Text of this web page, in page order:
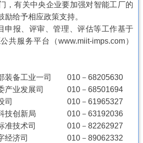
，有关中央企业要加强对智能工厂的
励给予相应政策支持。
申报、评审、管理、评估等工作基于
共服务平台（www.miit-imps.com）
装备工业一司 010－68205630
委产业发展司 010－68501694
建设司 010－61965327
科技创新局 010－63192036
标准技术司 010－82262927
字经济司 010－89062332